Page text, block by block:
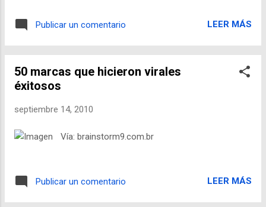
que se dan en esta comunidad No se
deberían sobrerregular estos espacios,
hemos ganado en ciudadanización de la
Jurídicas de la UNAM Miguel Carbonell , del
redes sociales permiten la participación
anónima o que los usuarios proporcionen
Publicar un comentario LEER MÁS
50 marcas que hicieron virales
éxitosos
septiembre 14, 2010
Vía: brainstorm9.com.br
Publicar un comentario LEER MÁS